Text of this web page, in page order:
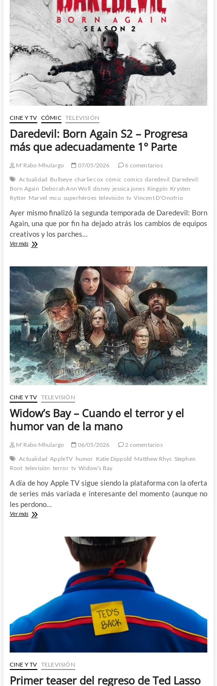
Progresa
más
que
adecuadamente
2º
Parte
CINE Y TV CÓMIC TELEVISIÓN
Daredevil: Born Again S2 – Progresa
más que adecuadamente 1º Parte
M'Rabo Mhulargo 07/05/2026
6 comentarios
Actualidad Bullseye charlie cox cómic comics daredevil Daredevil:
Born Again Deborah Ann Woll disney jessica jones Kingpin Krysten
Rytter Marvel mcu superhéroes televisión tv Vincent D'Onofrio
Ayer mismo finalizó la segunda temporada de Daredevil: Born
Again, una que por fin ha dejado atrás los cambios de equipos
creativos y los parches…
Ver másDaredevil:
S2
–
Progresa
más
que
adecuadamente
1º
Parte
CINE Y TV TELEVISIÓN
Widow’s Bay – Cuando el terror y el
humor van de la mano
M'Rabo Mhulargo 06/05/2026
2 comentarios
Actualidad AppleTV humor Katie Dippold Matthew Rhys Stephen
Root televisión terror tv Widow’s Bay
A día de hoy Apple TV sigue siendo la plataforma con la oferta
de series más variada e interesante del momento (aunque no
les perdono…
Ver másWidow’s
mano
CINE Y TV TELEVISIÓN
Primer teaser del regreso de Ted Lasso